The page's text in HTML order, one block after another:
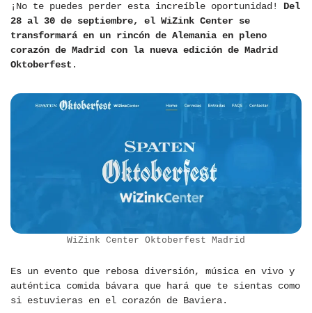
¡No te puedes perder esta increíble oportunidad! Del
28 al 30 de septiembre, el WiZink Center se
transformará en un rincón de Alemania en pleno
corazón de Madrid con la nueva edición de Madrid
Oktoberfest .
WiZink Center Oktoberfest Madrid
Es un evento que rebosa diversión, música en vivo y
auténtica comida bávara que hará que te sientas como
si estuvieras en el corazón de Baviera.